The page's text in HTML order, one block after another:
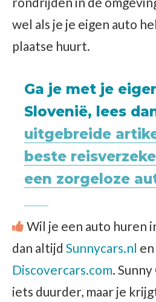
wel als je je eigen auto
plaatse huurt.
Ga je met je
Slovenië, lees
uitgebreide
beste
een zorgeloze
Wil je een auto huren
dan altijd Sunnycars.nl en
Discovercars.com.
iets duurder, maar je